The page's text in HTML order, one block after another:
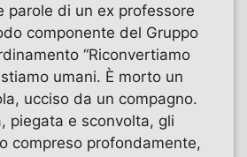
parole di un ex professore
componente del Gruppo
“Riconvertiamo
umani. È morto un
ucciso da un compagno.
piegata e sconvolta, gli
compreso profondamente,